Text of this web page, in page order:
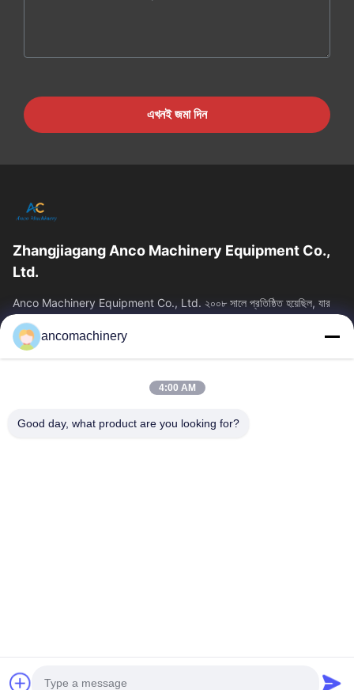
এখনই জমা দিন
Zhangjiagang Anco Machinery Equipment Co.,
Ltd.
Anco Machinery Equipment Co., Ltd. ২০০৮ সালে প্রতিষ্ঠিত হয়েছিল, যার
সদর দপ্তর চীনের জিয়াংসু প্রদেশের সুঝো সিটির ঝাংজিয়াগাং শহরে অবস্থিত। এটি...
গুরুত্বপূর্ণ সংযোগ
আমাদের সম্পর্কে
কারখানা ভ্রমণ
মান নিয়ন্ত্রণ
ancomachinery
4:00 AM
Good day, what product are you looking for?